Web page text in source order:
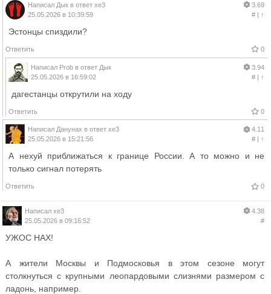
Написал Дык в ответ xe3
25.05.2026 в 10:39:59
3.69
#| ↑
Эстонцы спиздили?
Ответить 0
Написал Prob в ответ Дык
25.05.2026 в 16:59:02
3.94
#| ↑
дагестанцы открутили на ходу
Ответить 0
Написал Данунах в ответ xe3
25.05.2026 в 15:21:56
4.11
#| ↑
А нехуй приближаться к границе России. А то можно и не
только сигнал потерять
Ответить 0
Написал xe3
25.05.2026 в 09:16:52
4.38
#
УЖОС НАХ!
А жители Москвы и Подмосковья в этом сезоне могут
столкнуться с крупными леопардовыми слизнями размером с
ладонь, например.